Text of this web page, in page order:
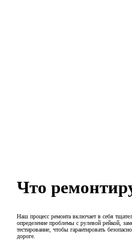
Что
Наш процесс ремонта включает в себя
определение проблемы с рулевой рейкой,
тестирование, чтобы гарантировать
дороге.